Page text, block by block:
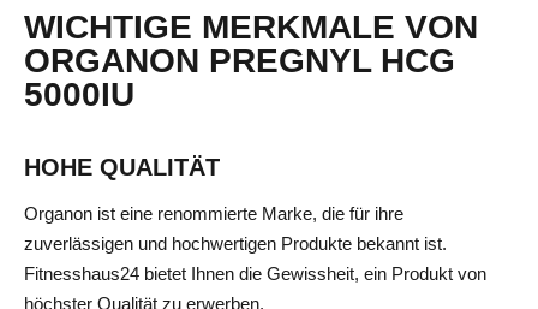
WICHTIGE MERKMALE VON
ORGANON PREGNYL HCG
5000IU
HOHE QUALITÄT
Organon ist eine renommierte Marke, die für ihre
zuverlässigen und hochwertigen Produkte bekannt ist.
Fitnesshaus24 bietet Ihnen die Gewissheit, ein Produkt von
höchster Qualität zu erwerben.